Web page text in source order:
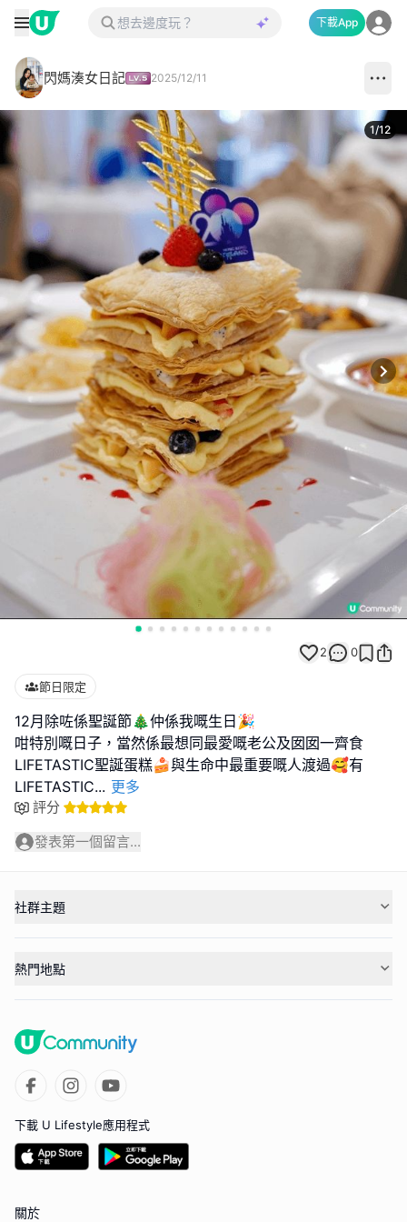
下載App
閃媽湊女日記 2025/12/11
1/12
2 0
節日限定
12月除咗係聖誕節🎄仲係我嘅生日🎉
咁特別嘅日子，當然係最想同最愛嘅老公及囡囡一齊食
LIFETASTIC聖誕蛋糕🍰與生命中最重要嘅人渡過🥰有
LIFETASTIC... 更多
評分
發表第一個留言...
社群主題
熱門地點
下載 U Lifestyle應用程式
關於